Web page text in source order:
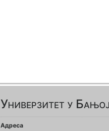
Универзитет у
Адреса